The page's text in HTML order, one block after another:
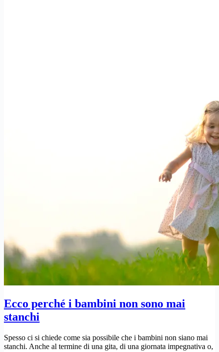
Ecco perché i bambini non sono mai
stanchi
Spesso ci si chiede come sia possibile che i bambini non siano mai
stanchi. Anche al termine di una gita, di una giornata impegnativa o,